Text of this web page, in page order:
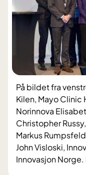
På bildet fra
Kilen, Mayo
Norinnova
Christopher
Markus
John Visloski,
Innovasjon